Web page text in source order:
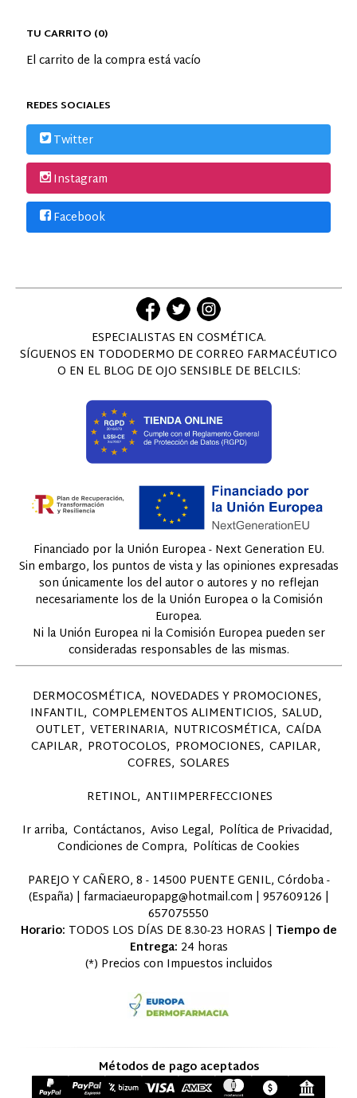
TU CARRITO (0)
El carrito de la compra está vacío
REDES SOCIALES
Twitter
Instagram
Facebook
ESPECIALISTAS EN COSMÉTICA.
SÍGUENOS EN TODODERMO DE CORREO FARMACÉUTICO
O EN EL BLOG DE OJO SENSIBLE DE BELCILS:
Financiado por la Unión Europea - Next Generation EU.
Sin embargo, los puntos de vista y las opiniones expresadas
son únicamente los del autor o autores y no reflejan
necesariamente los de la Unión Europea o la Comisión
Europea.
Ni la Unión Europea ni la Comisión Europea pueden ser
consideradas responsables de las mismas.
DERMOCOSMÉTICA NOVEDADES Y PROMOCIONES
INFANTIL COMPLEMENTOS ALIMENTICIOS SALUD
OUTLET VETERINARIA NUTRICOSMÉTICA CAÍDA
CAPILAR PROTOCOLOS PROMOCIONES CAPILAR
COFRES SOLARES
RETINOL ANTIIMPERFECCIONES
Ir arriba Contáctanos Aviso Legal Política de Privacidad
Condiciones de Compra Políticas de Cookies
PAREJO Y CAÑERO, 8 - 14500 PUENTE GENIL, Córdoba -
(España) | farmaciaeuropapg@hotmail.com | 957609126 |
657075550
Horario: TODOS LOS DÍAS DE 8.30-23 HORAS | Tiempo de
Entrega: 24 horas
(*) Precios con Impuestos incluidos
Métodos de pago aceptados